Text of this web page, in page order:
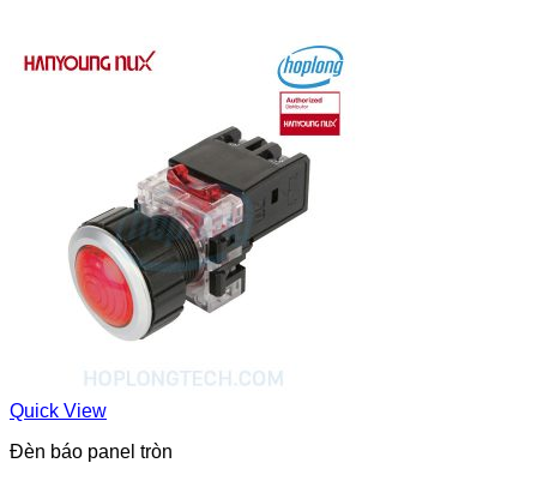
Quick View
Đèn báo panel tròn